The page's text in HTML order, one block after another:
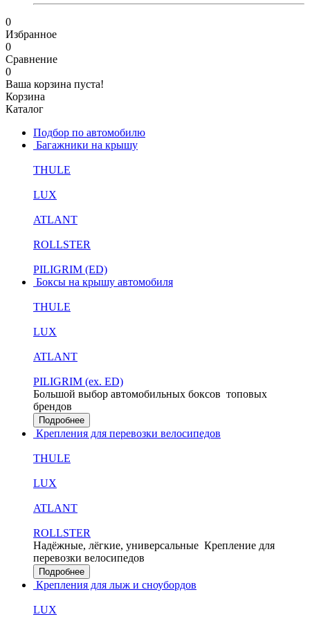
0
Избранное
0
Сравнение
0
Ваша корзина пуста!
Корзина
Каталог
Подбор по автомобилю
Багажники на крышу
THULE
LUX
ATLANT
ROLLSTER
PILIGRIM (ED)
Боксы на крышу автомобиля
THULE
LUX
ATLANT
PILIGRIM (ex. ED)
Большой выбор автомобильных боксов топовых
брендов
Подробнее
Крепления для перевозки велосипедов
THULE
LUX
ATLANT
ROLLSTER
Надёжные, лёгкие, универсальные Крепление для
перевозки велосипедов
Подробнее
Крепления для лыж и сноубордов
LUX